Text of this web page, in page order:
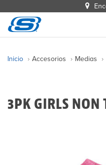
Inicio Accesorios Medias
3PK GIRLS NON